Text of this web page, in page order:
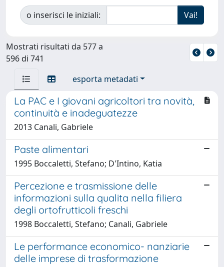
o inserisci le iniziali:
Mostrati risultati da 577 a
596 di 741
esporta metadati
La PAC e I giovani agricoltori tra novità,
continuità e inadeguatezze
2013 Canali, Gabriele
Paste alimentari
1995 Boccaletti, Stefano; D'Intino, Katia
Percezione e trasmissione delle
informazioni sulla qualita nella filiera
degli ortofrutticoli freschi
1998 Boccaletti, Stefano; Canali, Gabriele
Le performance economico- nanziarie
delle imprese di trasformazione